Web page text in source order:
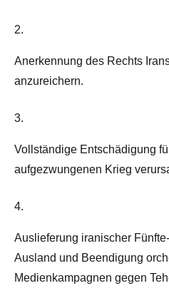
2.
Anerkennung des Rechts
anzureichern.
3.
Vollständige Entschädigung
aufgezwungenen Krieg
4.
Auslieferung iranischer
Ausland und Beendigung
Medienkampagnen gegen